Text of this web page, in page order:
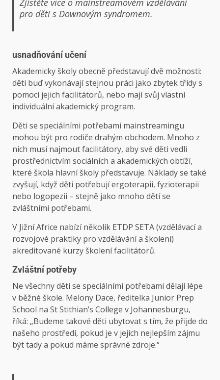
pro děti s Downovým syndromem.
usnadňování učení
Akademicky školy obecně představují dvě možnosti:
děti buď vykonávají stejnou práci jako zbytek třídy s
pomocí jejich facilitátorů, nebo mají svůj vlastní
individuální akademický program.
Děti se speciálními potřebami mainstreamingu
mohou být pro rodiče drahým obchodem. Mnoho z
nich musí najmout facilitátory, aby své děti vedli
prostřednictvím sociálních a akademických obtíží,
které škola hlavní školy představuje. Náklady se také
zvyšují, když děti potřebují ergoterapii, fyzioterapii
nebo logopezii – stejně jako mnoho dětí se
zvláštními potřebami.
V Jižní Africe nabízí několik ETDP SETA (vzdělávací a
rozvojové praktiky pro vzdělávání a školení)
akreditované kurzy školení facilitátorů.
Zvláštní potřeby
Ne všechny děti se speciálními potřebami dělají lépe
v běžné škole. Melony Dace, ředitelka Junior Prep
School na St Stithian’s College v Johannesburgu,
říká: „Budeme takové děti ubytovat s tím, že přijde do
našeho prostředí, pokud je v jejich nejlepším zájmu
být tady a pokud máme správné zdroje.“